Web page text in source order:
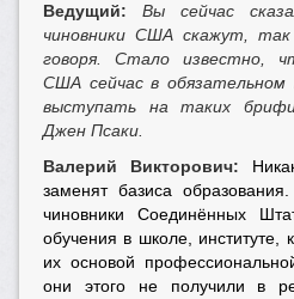
Ведущий:
Вы сейчас
чиновники США скажут,
говоря. Стало известно,
США сейчас в обязательном
выступать на таких
Джен Псаки.
Валерий Викторович:
заменят базиса
чиновники Соединённых
обучения в школе, институте,
их основой
они этого не получили в